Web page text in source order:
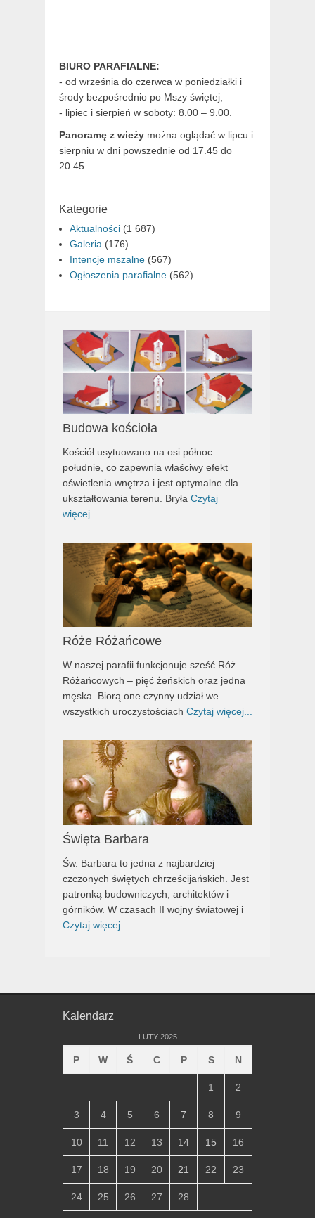
BIURO PARAFIALNE:
- od września do czerwca w poniedziałki i
środy bezpośrednio po Mszy świętej,
- lipiec i sierpień w soboty: 8.00 – 9.00.
Panoramę z wieży można oglądać w lipcu i
sierpniu w dni powszednie od 17.45 do
20.45.
Kategorie
Aktualności (1 687)
Galeria (176)
Intencje mszalne (567)
Ogłoszenia parafialne (562)
Budowa kościoła
Kościół usytuowano na osi północ –
południe, co zapewnia właściwy efekt
oświetlenia wnętrza i jest optymalne dla
ukształtowania terenu. Bryła Czytaj
więcej...
Róże Różańcowe
W naszej parafii funkcjonuje sześć Róż
Różańcowych – pięć żeńskich oraz jedna
męska. Biorą one czynny udział we
wszystkich uroczystościach Czytaj więcej...
Święta Barbara
Św. Barbara to jedna z najbardziej
czczonych świętych chrześcijańskich. Jest
patronką budowniczych, architektów i
górników. W czasach II wojny światowej i
Czytaj więcej...
Kalendarz
LUTY 2025
P W Ś C P S N
1 2
3 4 5 6 7 8 9
10 11 12 13 14 15 16
17 18 19 20 21 22 23
24 25 26 27 28